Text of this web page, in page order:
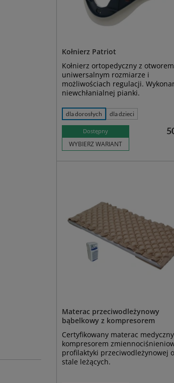
Kołnierz Patriot
Kołnierz ortopedyczny z
uniwersalnym rozmiarze i
możliwościach regulacji.
niewchłanialnej pianki.
dla dorosłych dla dzieci
Dostępny
WYBIERZ WARIANT
Materac przeciwodleżynowy
bąbelkowy z kompresorem
Certyfikowany materac
kompresorem
profilaktyki przeciwodleżynowej
stale leżących.